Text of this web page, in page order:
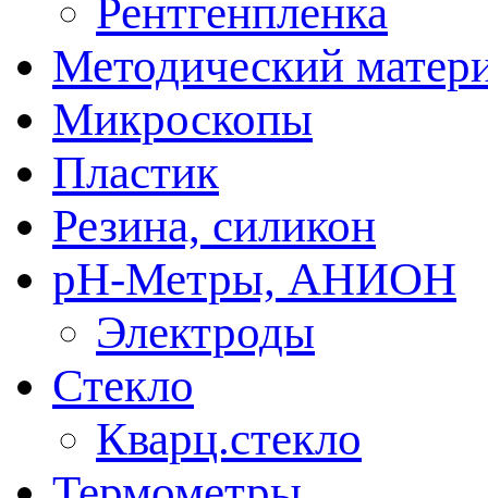
Рентгенпленка
Методический
Микроскопы
Пластик
Резина, силикон
рН-Метры, АНИОН
Электроды
Стекло
Кварц.стекло